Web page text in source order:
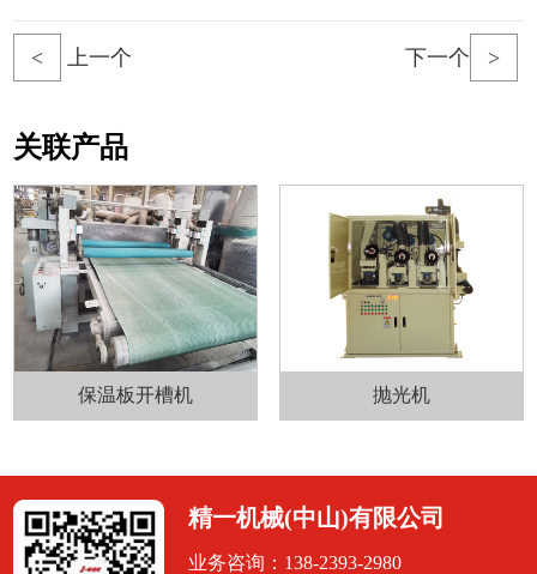
< 上一个 下一个 >
关联产品
保温板开槽机 抛光机
精一机械(中山)有限公司
业务咨询：138-2393-2980